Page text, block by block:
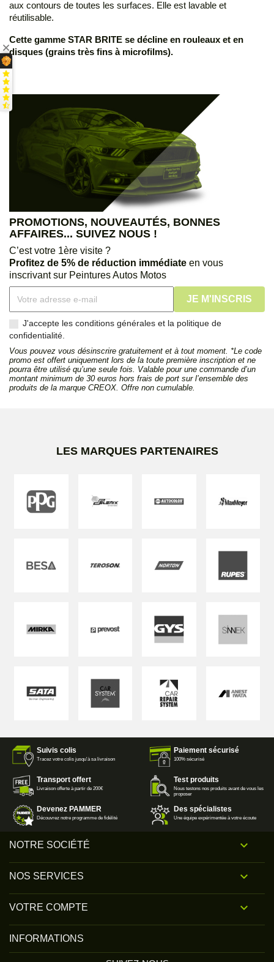
aux contours de toutes les surfaces. Elle est lavable et
réutilisable.
Cette gamme STAR BRITE se décline en rouleaux et en
disques (grains très fins à microfilms).
PROMOTIONS, NOUVEAUTÉS, BONNES
AFFAIRES... SUIVEZ NOUS !
C’est votre 1ère visite ?
Profitez de 5% de réduction immédiate en vous
inscrivant sur Peintures Autos Motos
J'accepte les conditions générales et la politique de
confidentialité.
Vous pouvez vous désinscrire gratuitement et à tout moment. *Le code
promo est offert uniquement lors de la toute première inscription et ne
pourra être utilisé qu’une seule fois. Valable pour une commande d’un
montant minimum de 30 euros hors frais de port sur l’ensemble des
produits de la marque CREOX. Offre non cumulable.
LES MARQUES PARTENAIRES
Suivis colis
Tracez votre colis jusqu'à sa livraison
Paiement sécurisé
100% sécurisé
Transport offert
Livraison offerte à partir de 200€
Test produits
Nous testons nos produits avant de vous les
proposer
Devenez PAMMER
Découvrez notre programme de fidélité
Des spécialistes
Une équipe expérimentée à votre écoute
NOTRE SOCIÉTÉ 
NOS SERVICES 
VOTRE COMPTE 
INFORMATIONS